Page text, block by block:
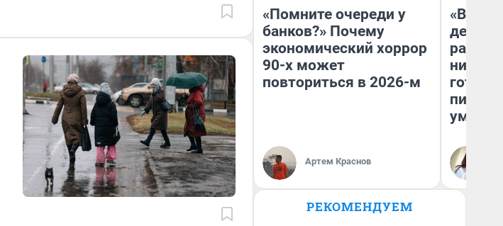
«Помните очереди у
банков?» Почему
экономический хоррор
90-х может
повториться в 2026-м
Артем Краснов
РЕКОМЕНДУЕМ